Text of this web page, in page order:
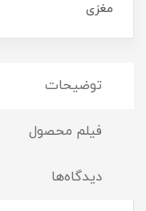
مغزی
توضیحات
فیلم محصول
دیدگاه‌ها